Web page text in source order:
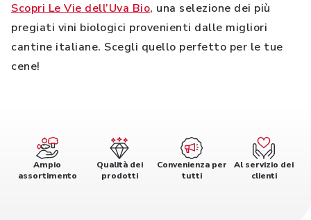
Scopri Le Vie dell’Uva Bio, una selezione dei più
pregiati vini biologici provenienti dalle migliori
cantine italiane. Scegli quello perfetto per le tue
cene!
Ampio
assortimento
Qualità dei
prodotti
Convenienza per
tutti
Al servizio dei
clienti